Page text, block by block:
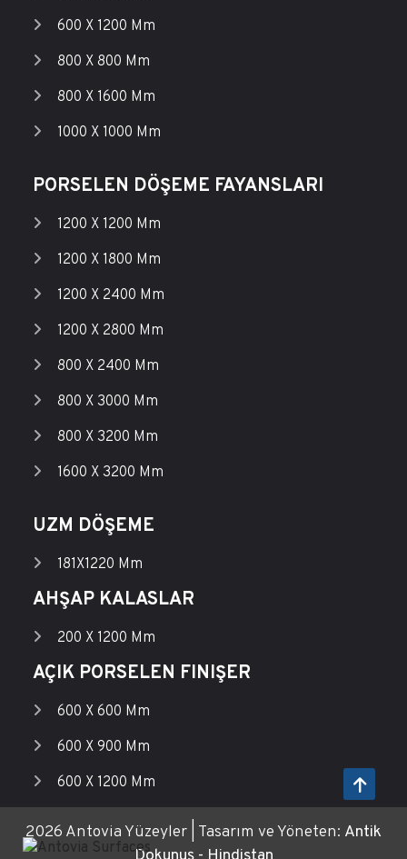
600 X 1200 Mm
800 X 800 Mm
800 X 1600 Mm
1000 X 1000 Mm
PORSELEN DÖŞEME FAYANSLARI
1200 X 1200 Mm
1200 X 1800 Mm
1200 X 2400 Mm
1200 X 2800 Mm
800 X 2400 Mm
800 X 3000 Mm
800 X 3200 Mm
1600 X 3200 Mm
UZM DÖŞEME
181X1220 Mm
AHŞAP KALASLAR
200 X 1200 Mm
AÇIK PORSELEN FINIŞER
600 X 600 Mm
600 X 900 Mm
600 X 1200 Mm
2026 Antovia Yüzeyler | Tasarım ve Yöneten: Antik